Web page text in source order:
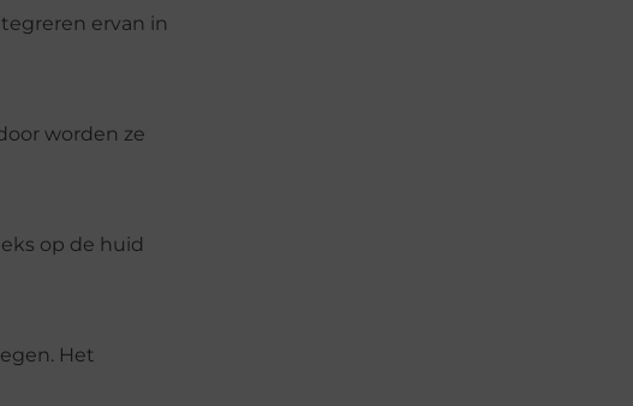
ervan in
worden ze
op de huid
Het